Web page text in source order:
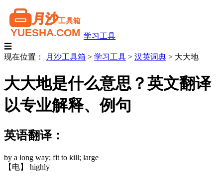
学习工具
☰
现在位置：
月沙工具箱 > 学习工具 > 汉英词典 > 大大地
大大地是什么意思？英文翻译
以专业解释、例句
英语翻译：
by a long way; fit to kill; large
【电】 highly